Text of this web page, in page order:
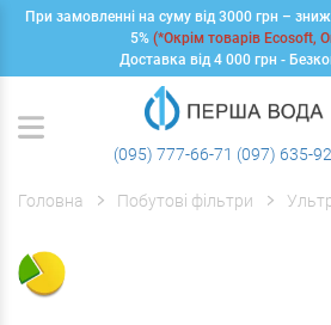
При замовленні на суму від 3000 грн –
5% (*Окрім товарів Ecosoft,
Доставка від 4 000 грн -
(095) 777-66-71 (097) 635-
Головна Побутові фільтри